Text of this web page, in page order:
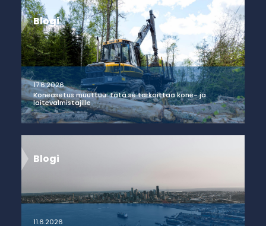
Blogi
17.6.2026
Koneasetus muuttuu: tätä se tarkoittaa kone- ja
laitevalmistajille
Blogi
11.6.2026